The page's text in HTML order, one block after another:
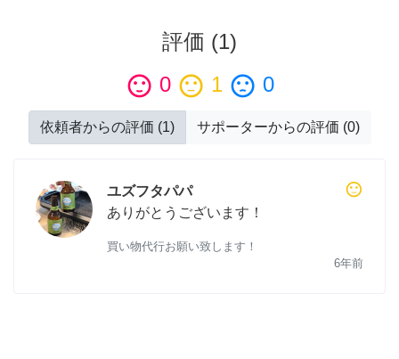
評価 (1)
sentiment_satisfied 0 sentiment_neutral 1 sentiment_dissatisfied 0
依頼者からの評価 (1) サポーターからの評価 (0)
sentiment_neutral
ユズフタパパ
ありがとうございます！
買い物代行お願い致します！
6年前